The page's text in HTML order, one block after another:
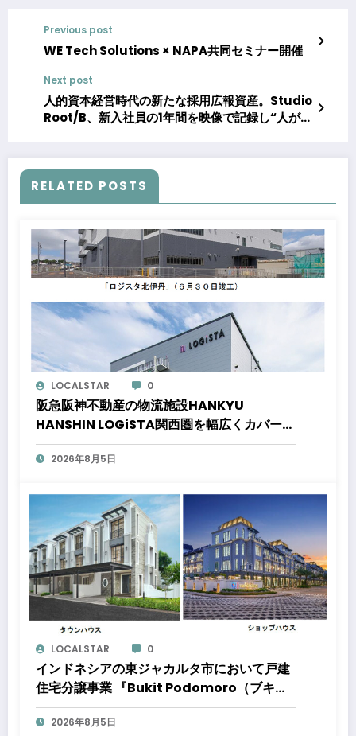
Previous post
WE Tech Solutions × NAPA共同セミナー開催
Next post
人的資本経営時代の新たな採用広報資産。Studio
Root/B、新入社員の1年間を映像で記録し“人が育
RELATED POSTS
LOCALSTAR 0
阪急阪神不動産の物流施設HANKYU
HANSHIN LOGiSTA関西圏を幅広くカバーで
きる好立地に新たな物流施設が誕生「ロジス
タ北伊丹」と「ロジスタ京都伏見」が竣工し
2026年8月5日
LOCALSTAR 0
インドネシアの東ジャカルタ市において戸建
住宅分譲事業 『Bukit Podomoro（ブキッ
ト ポドモロ）』に参画しますタウンハウスと
ショップハウスを合わせた総戸数432戸のプ
2026年8月5日